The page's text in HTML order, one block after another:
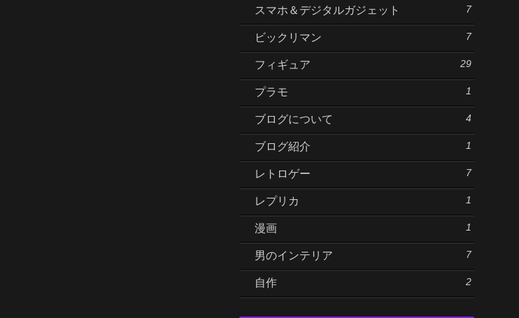
スマホ＆デジタルガジェット 7
ビックリマン 7
フィギュア 29
プラモ 1
ブログについて 4
ブログ紹介 1
レトロゲー 7
レプリカ 1
漫画 1
男のインテリア 7
自作 2